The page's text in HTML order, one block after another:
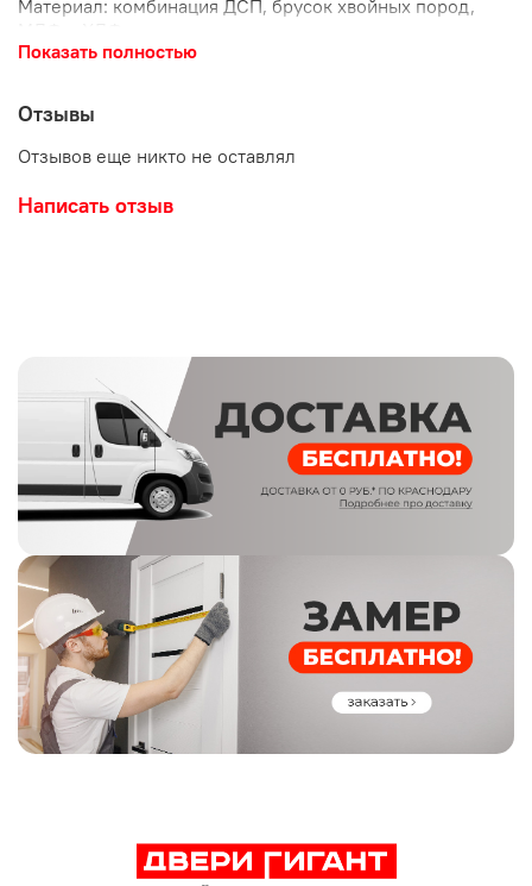
Материал: комбинация ДСП, брусок хвойных пород,
Стекло: ромб светлый;
Показать полностью
Отзывы
Отзывов еще никто не оставлял
Написать отзыв